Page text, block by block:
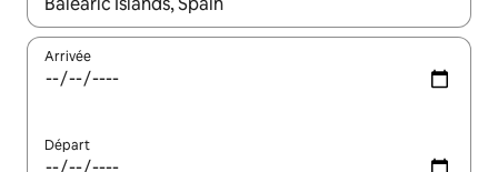
Arrivée
Départ